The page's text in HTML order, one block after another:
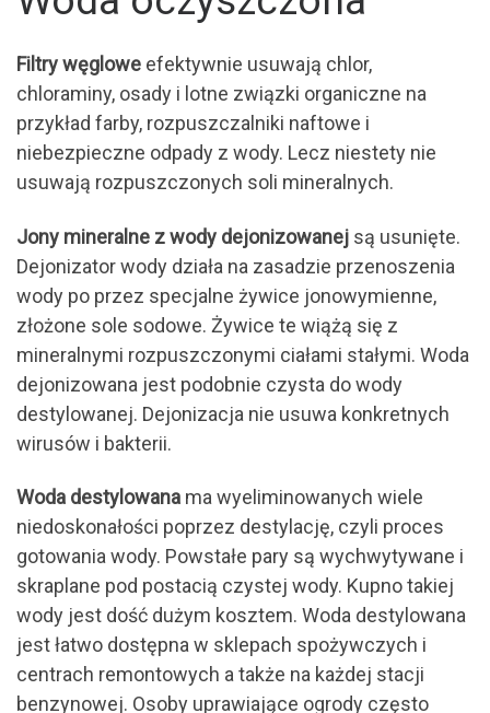
Filtry węglowe efektywnie usuwają chlor,
chloraminy, osady i lotne związki organiczne na
przykład farby, rozpuszczalniki naftowe i
niebezpieczne odpady z wody. Lecz niestety nie
usuwają rozpuszczonych soli mineralnych.
Jony mineralne z wody dejonizowanej są usunięte.
Dejonizator wody działa na zasadzie przenoszenia
wody po przez specjalne żywice jonowymienne,
złożone sole sodowe. Żywice te wiążą się z
mineralnymi rozpuszczonymi ciałami stałymi. Woda
dejonizowana jest podobnie czysta do wody
destylowanej. Dejonizacja nie usuwa konkretnych
wirusów i bakterii.
Woda destylowana ma wyeliminowanych wiele
niedoskonałości poprzez destylację, czyli proces
gotowania wody. Powstałe pary są wychwytywane i
skraplane pod postacią czystej wody. Kupno takiej
wody jest dość dużym kosztem. Woda destylowana
jest łatwo dostępna w sklepach spożywczych i
centrach remontowych a także na każdej stacji
benzynowej. Osoby uprawiające ogrody często